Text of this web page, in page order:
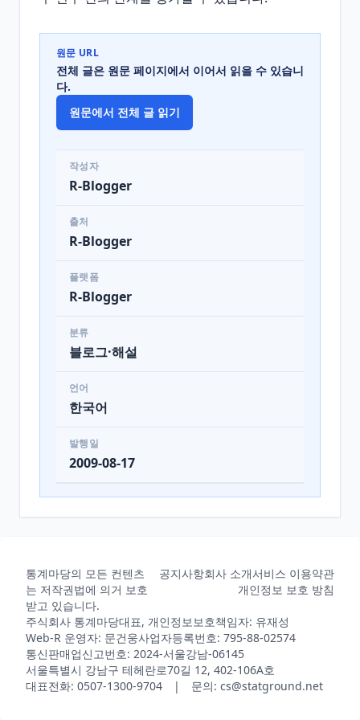
원문 URL
전체 글은 원문 페이지에서 이어서 읽을 수 있습니
다.
원문에서 전체 글 읽기
작성자
R-Blogger
출처
R-Blogger
플랫폼
R-Blogger
분류
블로그·해설
언어
한국어
발행일
2009-08-17
통계마당의 모든 컨텐츠
는 저작권법에 의거 보호
받고 있습니다.
공지사항회사 소개서비스 이용약관
개인정보 보호 방침
주식회사 통계마당대표, 개인정보보호책임자: 유재성
Web-R 운영자: 문건웅사업자등록번호: 795-88-02574
통신판매업신고번호: 2024-서울강남-06145
서울특별시 강남구 테헤란로70길 12, 402-106A호
대표전화: 0507-1300-9704 | 문의: cs@statground.net